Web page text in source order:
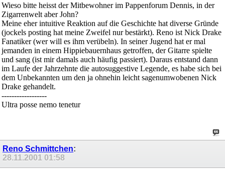
Wieso bitte heisst der Mitbewohner im Pappenforum Dennis, in der
Zigarrenwelt aber John?
Meine eher intuitive Reaktion auf die Geschichte hat diverse Gründe
(jockels posting hat meine Zweifel nur bestärkt). Reno ist Nick Drake
Fanatiker (wer will es ihm verübeln). In seiner Jugend hat er mal
jemanden in einem Hippiebauernhaus getroffen, der Gitarre spielte
und sang (ist mir damals auch häufig passiert). Daraus entstand dann
im Laufe der Jahrzehnte die autosuggestive Legende, es habe sich bei
dem Unbekannten um den ja ohnehin leicht sagenumwobenen Nick
Drake gehandelt.
------------------
Ultra posse nemo tenetur
Reno Schmittchen:
28.11.2001 01:58